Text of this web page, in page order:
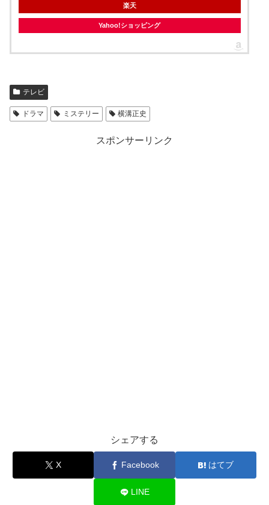
楽天
Yahoo!ショッピング
テレビ
ドラマ ミステリー 横溝正史
スポンサーリンク
シェアする
X Facebook はてブ
LINE